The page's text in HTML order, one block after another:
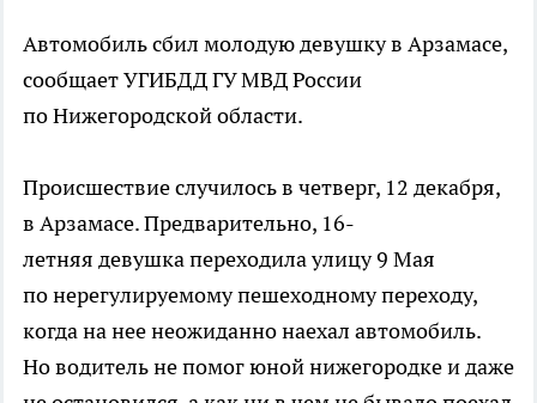
Автомобиль сбил молодую девушку в Арзамасе,
сообщает УГИБДД ГУ МВД России
по Нижегородской области.
Происшествие случилось в четверг, 12 декабря,
в Арзамасе. Предварительно, 16-
летняя девушка переходила улицу 9 Мая
по нерегулируемому пешеходному переходу,
когда на нее неожиданно наехал автомобиль.
Но водитель не помог юной нижегородке и даже